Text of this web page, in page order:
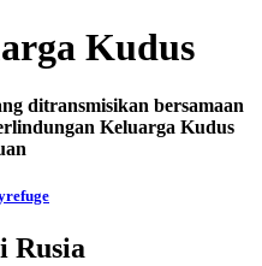
Kudus
ditransmisikan bersamaan
Keluarga Kudus
Rusia